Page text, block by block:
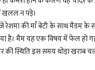
खलल न पड़े।
रेशमा की मांँ बेटी के साथ मैडम के
है। मैम यह एक विषय में फेल हो
स्थिति इस समय थोड़ा खराब